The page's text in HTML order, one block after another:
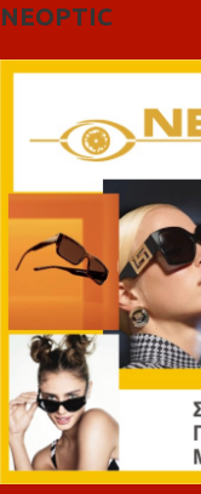
NEOPTIC